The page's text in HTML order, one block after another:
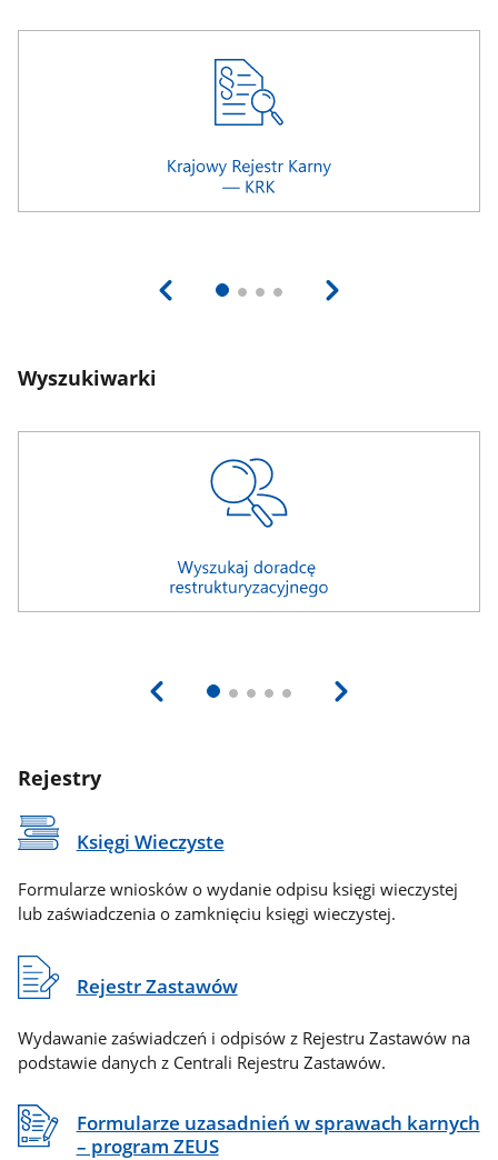
Wyszukiwarki
Rejestry
Księgi Wieczyste
Formularze wniosków o wydanie odpisu księgi wieczystej
lub zaświadczenia o zamknięciu księgi wieczystej.
Rejestr Zastawów
Wydawanie zaświadczeń i odpisów z Rejestru Zastawów na
podstawie danych z Centrali Rejestru Zastawów.
Formularze uzasadnień w sprawach karnych
– program ZEUS